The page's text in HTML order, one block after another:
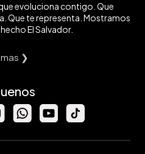
evoluciona contigo. Que
Que te representa. Mostramos
El Salvador.
❯